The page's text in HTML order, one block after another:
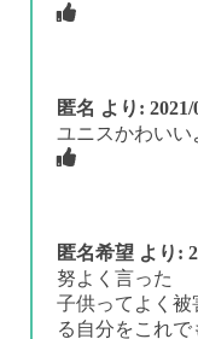
匿名 より:
ユニスかわいい
匿名希望 より:
努よく言った
子供ってよく被
る自分をこれで